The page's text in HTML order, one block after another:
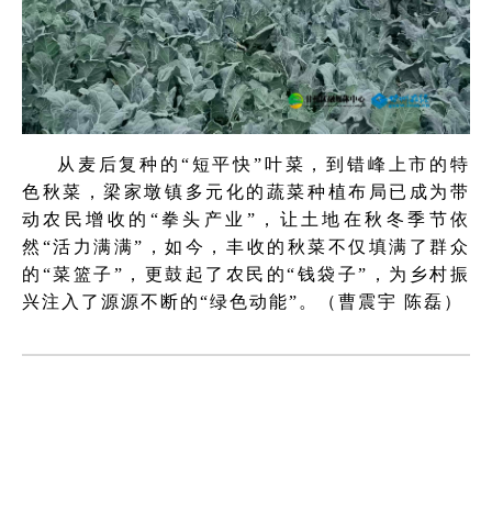
从麦后复种的“短平快”叶菜，到错峰上市的特
色秋菜，梁家墩镇多元化的蔬菜种植布局已成为带
动农民增收的“拳头产业”，让土地在秋冬季节依
然“活力满满”，如今，丰收的秋菜不仅填满了群众
的“菜篮子”，更鼓起了农民的“钱袋子”，为乡村振
兴注入了源源不断的“绿色动能”。（曹震宇 陈磊）